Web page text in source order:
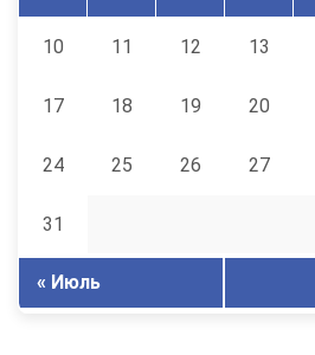
10 11 12 13
17 18 19 20
24 25 26 27
31
« Июль